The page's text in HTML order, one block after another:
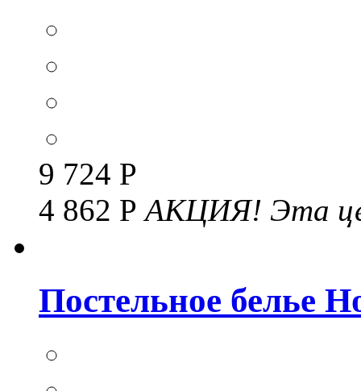
9 724 Р
4 862 РАКЦИЯ! Эта
Постельное белье